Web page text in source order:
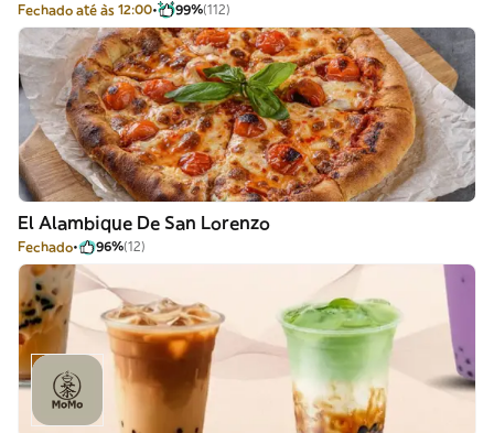
Fechado até às 12:00 99%(112)
El Alambique De San Lorenzo
Fechado 96%(12)